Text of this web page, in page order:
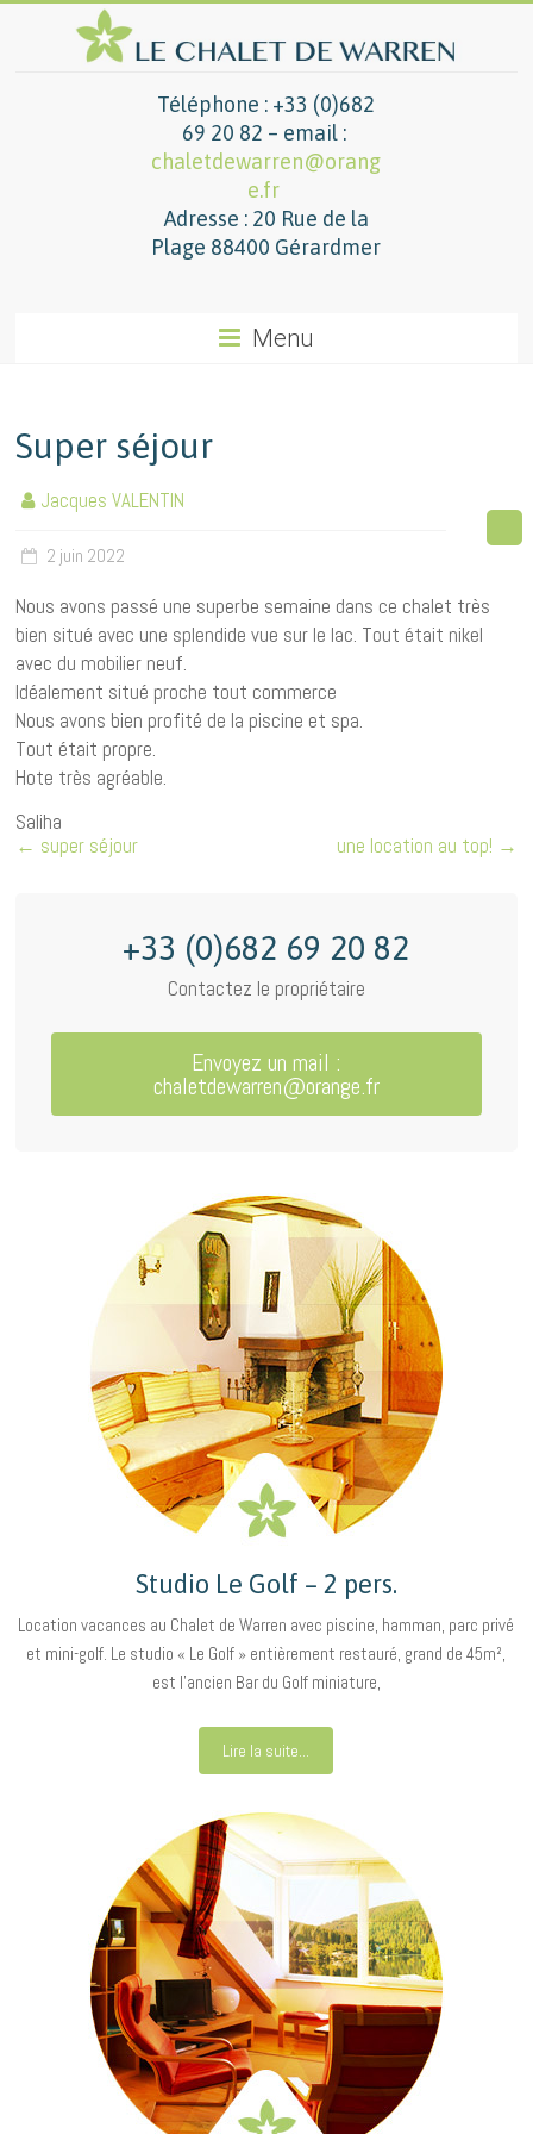
Téléphone : +33 (0)682
69 20 82 – email :
chaletdewarren@orang
e.fr
Adresse : 20 Rue de la
Plage 88400 Gérardmer
Menu
Super séjour
Jacques VALENTIN
2 juin 2022
Nous avons passé une superbe semaine dans ce chalet très
bien situé avec une splendide vue sur le lac. Tout était nikel
avec du mobilier neuf.
Idéalement situé proche tout commerce
Nous avons bien profité de la piscine et spa.
Tout était propre.
Hote très agréable.
Saliha
← super séjour une location au top! →
+33 (0)682 69 20 82
Contactez le propriétaire
Envoyez un mail :
chaletdewarren@orange.fr
Studio Le Golf – 2 pers.
Location vacances au Chalet de Warren avec piscine, hamman, parc privé
et mini-golf. Le studio « Le Golf » entièrement restauré, grand de 45m²,
est l’ancien Bar du Golf miniature,
Lire la suite...